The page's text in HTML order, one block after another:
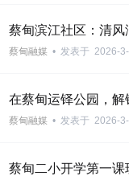
蔡甸滨江社区：清
蔡甸融媒 • 发表于 2026-
在蔡甸运铎公园，
蔡甸融媒 • 发表于 2026-
蔡甸二小开学第一